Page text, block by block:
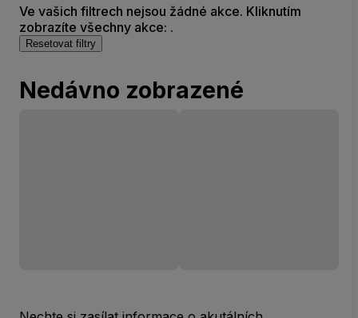
Ve vašich filtrech nejsou žádné akce. Kliknutím
zobrazíte všechny akce: .
Resetovat filtry
Nedávno zobrazené